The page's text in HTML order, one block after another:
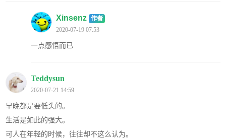
Xinsenz 作者
2020-07-19 07:53
一点感悟而已
Teddysun
2020-07-21 14:59
早晚都是要低头的。
生活是如此的强大。
可人在年轻的时候，往往却不这么认为。